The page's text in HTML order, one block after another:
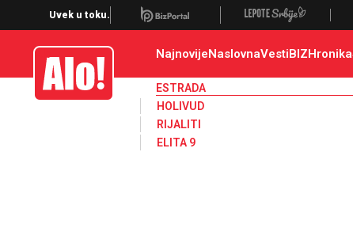
Uvek u toku.
Alo NajnovijeNaslovnaVestiBIZHronika
ESTRADA
HOLIVUD
RIJALITI
ELITA 9